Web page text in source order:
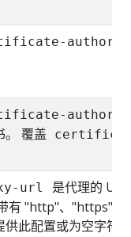
。 覆盖
url
是代理的
有 "http"、"https" 和
供此配置或为空字符